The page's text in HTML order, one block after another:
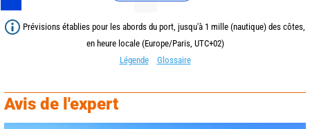
Prévisions établies pour les abords du port, jusqu'à 1 mille (nautique) des côtes,
en heure locale (Europe/Paris, UTC+02)
Légende
Glossaire
Avis de l'expert